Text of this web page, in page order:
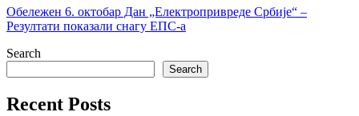
Обележен 6. октобар Дан „Електропривреде Србије“ –
Резултати показали снагу ЕПС-а
Search
Search
Recent Posts